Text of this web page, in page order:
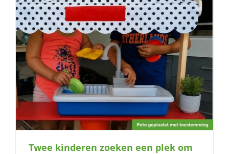
Twee kinderen zoeken een plek om